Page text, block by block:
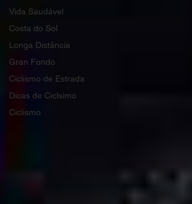
Vida Saudável
Costa do Sol
Longa Distância
Gran Fondo
Ciclismo de Estrada
Dicas de Ciclsimo
Ciclismo